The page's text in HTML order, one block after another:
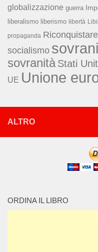
globalizzazione guerra
liberalismo liberismo libertà
propaganda
socialismo
sovranità Stati
UE Unione
ALTRO
ORDINA IL LIBRO